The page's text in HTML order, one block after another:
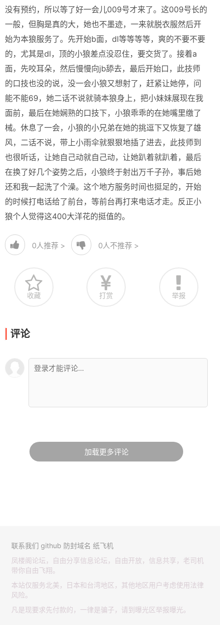
没有预约，所以等了好一会儿009号才来了。这009号长的
一般，但胸是真的大，她也不墨迹，一来就脱衣服然后开
始为本狼服务了。先开始b面，dl等等等等，爽的不要不要
的，尤其是dl，顶的小狼差点没忍住，要交货了。接着a
面，先咬耳朵，然后慢慢向jb舔去，最后开始口，此技师
的口技也没的说，没一会小狼又想射了，赶紧让她停，问
能不能69，她二话不说就骑本狼身上，把小妹妹展现在我
面前，最后在她娴熟的口技下，小狼乖乖的在她嘴里缴了
械。休息了一会，小狼的小兄弟在她的挑逗下又恢复了雄
风，二话不说，带上小雨伞就狠狠地插了进去，此技师到
也很听话，让她自己动就自己动，让她趴着就趴着，最后
在换了好几个姿势之后，小狼终于射出万千子孙，事后她
还和我一起洗了个澡。这个地方服务时间也挺足的，开始
的时候打电话给了前台，等前台再打来电话才走。反正小
狼个人觉得这400大洋花的挺值的。
0人推荐 > 0人不推荐 >
收藏 打赏 举报
评论
加载更多评论
联系我们 github 防封域名 纸飞机
凤楼阁论坛，自由分享信息论坛，自由开放，信息共享，老司机
带你自由飞翔。
本站仅服务北美，日本和台湾地区，其他地区用户考虑使用法律
风险。
凡是现要求先付款的，一律是骗子，请到曝光区举报曝光。